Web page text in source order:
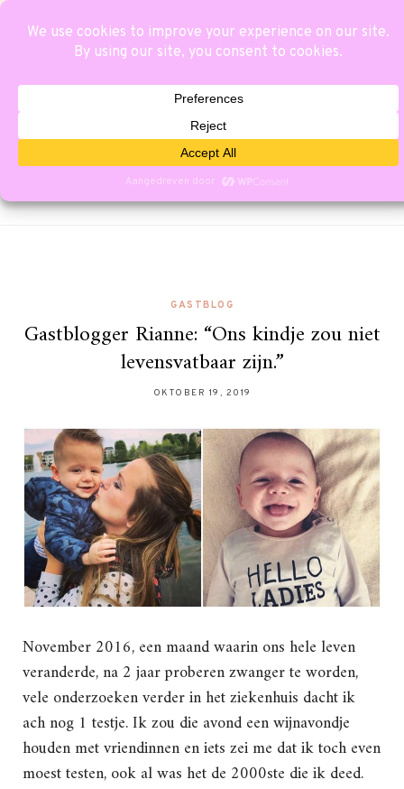
GASTBLOG
Gastblogger Rianne: “Ons kindje zou niet
levensvatbaar zijn.”
OKTOBER 19, 2019
November 2016, een maand waarin ons hele leven
veranderde, na 2 jaar proberen zwanger te worden,
vele onderzoeken verder in het ziekenhuis dacht ik
ach nog 1 testje. Ik zou die avond een wijnavondje
houden met vriendinnen en iets zei me dat ik toch even
moest testen, ook al was het de 2000ste die ik deed.